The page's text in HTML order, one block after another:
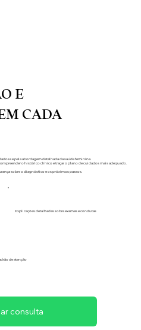
E
CADA
e pela abordagem detalhada da saúde feminina.
o histórico clínico e traçar o plano de cuidados mais adequado.
sobre o diagnóstico e os próximos passos.
Explicações detalhadas sobre exames e condutas
de atenção
consulta